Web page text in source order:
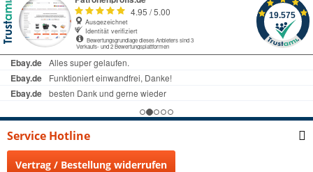
Service Hotline
Vertrag / Bestellung widerrufen